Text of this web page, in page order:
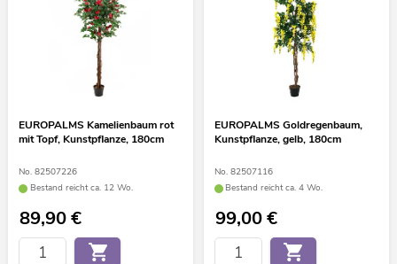
EUROPALMS Kamelienbaum rot
mit Topf, Kunstpflanze, 180cm
No. 82507226
Bestand reicht ca. 12 Wo.
89,90€
EUROPALMS Goldregenbaum,
Kunstpflanze, gelb, 180cm
No. 82507116
Bestand reicht ca. 4 Wo.
99,00€